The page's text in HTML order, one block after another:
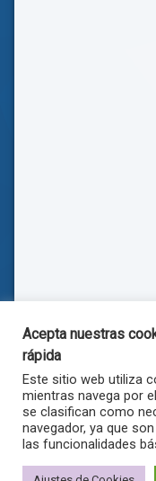
© . Todos los derechos
Acepta nuestras
rápida
Este sitio web utiliza
mientras navega por
se clasifican como
navegador, ya que
las funcionalidades